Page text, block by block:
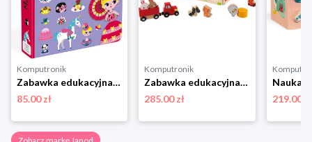
Komputronik
Zabawka edukacyjna,zabawki magnetyczne Janod Magnetibook Księżniczki
85.00 zł
Komputronik
Zabawka edukacyjna,zestaw do odgrywania ról Janod Farma Drewniana J03318
285.00 zł
219.00 zł